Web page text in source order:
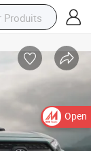
Open